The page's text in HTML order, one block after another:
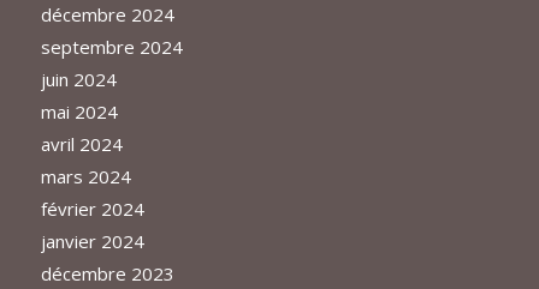
décembre 2024
septembre 2024
juin 2024
mai 2024
avril 2024
mars 2024
février 2024
janvier 2024
décembre 2023